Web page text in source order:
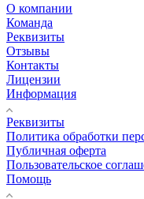
О компании
Команда
Реквизиты
Отзывы
Контакты
Лицензии
Информация
Реквизиты
Политика обработки
Публичная оферта
Пользовательское
Помощь